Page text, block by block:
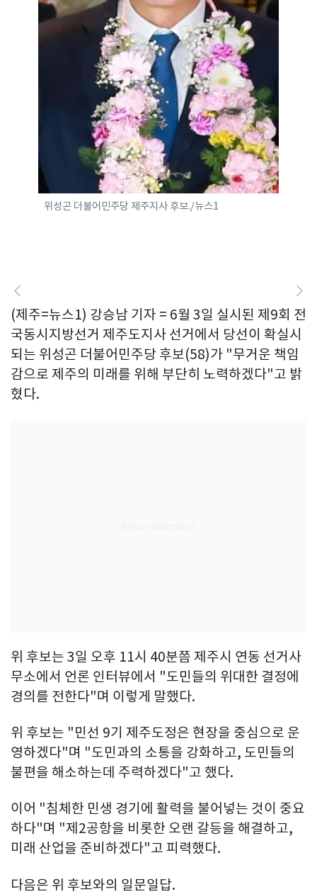
위성곤 더불어민주당 제주지사 후보./뉴스1
(제주=뉴스1) 강승남 기자 = 6월 3일 실시된 제9회 전
국동시지방선거 제주도지사 선거에서 당선이 확실시
되는 위성곤 더불어민주당 후보(58)가 "무거운 책임
감으로 제주의 미래를 위해 부단히 노력하겠다"고 밝
혔다.
위 후보는 3일 오후 11시 40분쯤 제주시 연동 선거사
무소에서 언론 인터뷰에서 "도민들의 위대한 결정에
경의를 전한다"며 이렇게 말했다.
위 후보는 "민선 9기 제주도정은 현장을 중심으로 운
영하겠다"며 "도민과의 소통을 강화하고, 도민들의
불편을 해소하는데 주력하겠다"고 했다.
이어 "침체한 민생 경기에 활력을 불어넣는 것이 중요
하다"며 "제2공항을 비롯한 오랜 갈등을 해결하고,
미래 산업을 준비하겠다"고 피력했다.
다음은 위 후보와의 일문일답.